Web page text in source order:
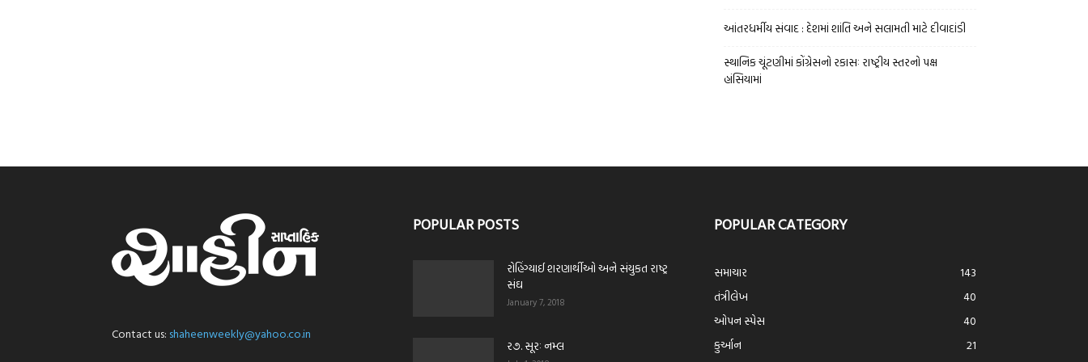
આંતરધર્મીય સંવાદ : દેશમાં શાંતિ અને સલામતી માટે દીવાદાંડી
સ્થાનિક ચૂંટણીમાં કોંગ્રેસનો રકાસઃ રાષ્ટ્રીય સ્તરનો પક્ષ
હાંસિયામાં
Contact us: shaheenweekly@yahoo.co.in
POPULAR POSTS
રોહિંગ્યાઈ શરણાર્થીઓ અને સંયુકત રાષ્ટ્ર
સંઘ
January 7, 2018
ર૭. સૂરઃ નમ્લ
POPULAR CATEGORY
સમાચાર
143
તંત્રીલેખ
40
ઓપન સ્પેસ
40
કુર્આન
21